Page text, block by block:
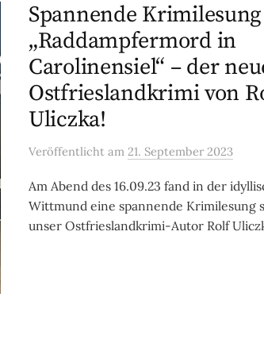
Spannende
„Raddampfermord in
Carolinensiel“ – der
Ostfrieslandkrimi von
Uliczka!
Veröffentlicht am 21. September 2023
Am Abend des 16.09.23 fand in der
Wittmund eine spannende Krimilesung
unser Ostfrieslandkrimi-Autor Rolf